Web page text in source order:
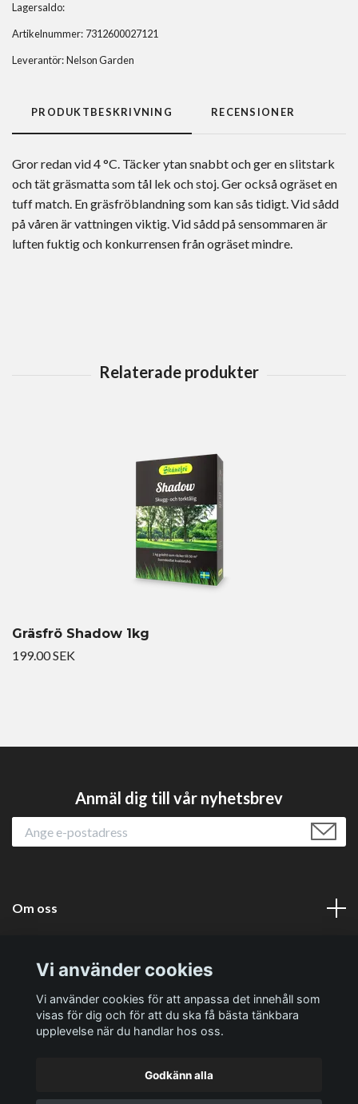
Lagersaldo:
Artikelnummer: 7312600027121
Leverantör:Nelson Garden
PRODUKTBESKRIVNING RECENSIONER
Gror redan vid 4 °C. Täcker ytan snabbt och ger en slitstark
och tät gräsmatta som tål lek och stoj. Ger också ogräset en
tuff match. En gräsfröblandning som kan sås tidigt. Vid sådd
på våren är vattningen viktig. Vid sådd på sensommaren är
luften fuktig och konkurrensen från ogräset mindre.
Gräsfrö Shadow 1kg
199.00 SEK
Anmäl dig till vår nyhetsbrev
Om oss
Sociala medier
Vi använder cookies
Vi använder cookies för att anpassa det innehåll som
visas för dig och för att du ska få bästa tänkbara
upplevelse när du handlar hos oss.
Godkänn alla